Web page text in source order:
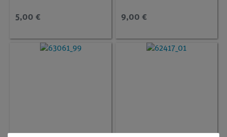
5,00 € 9,00 €